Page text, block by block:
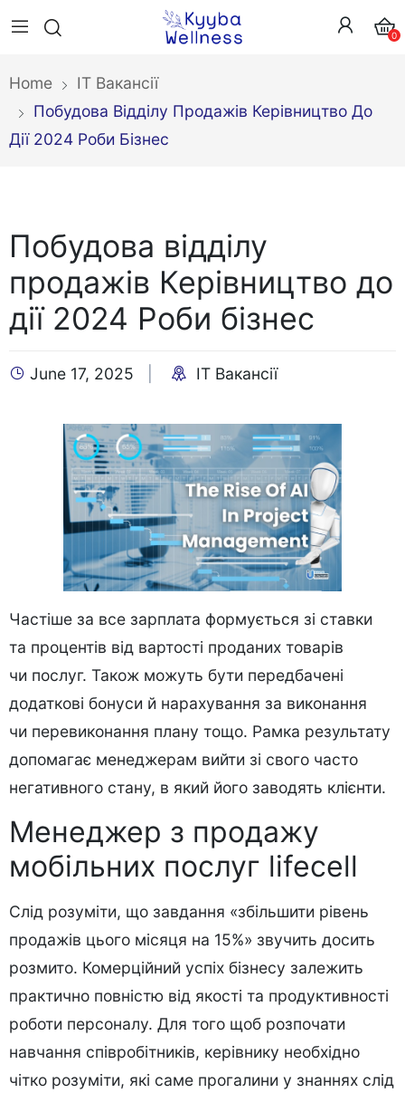
0
Home
IT Вакансії
Побудова Відділу Продажів Керівництво До
Дії 2024 Роби Бізнес
Побудова відділу
продажів Керівництво до
дії 2024 Роби бізнес
June 17, 2025 IT Вакансії
Частіше за все зарплата формується зі ставки
та процентів від вартості проданих товарів
чи послуг. Також можуть бути передбачені
додаткові бонуси й нарахування за виконання
чи перевиконання плану тощо. Рамка результату
допомагає менеджерам вийти зі свого часто
негативного стану, в який його заводять клієнти.
Менеджер з продажу
мобільних послуг lifecell
Слід розуміти, що завдання «збільшити рівень
продажів цього місяця на 15%» звучить досить
розмито. Комерційний успіх бізнесу залежить
практично повністю від якості та продуктивності
роботи персоналу. Для того щоб розпочати
навчання співробітників, керівнику необхідно
чітко розуміти, які саме прогалини у знаннях слід